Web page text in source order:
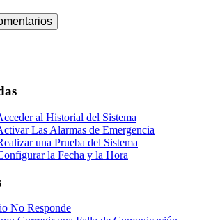
al Historial del Sistema
Las Alarmas de Emergencia
una Prueba del Sistema
la Fecha y la Hora
No Responde